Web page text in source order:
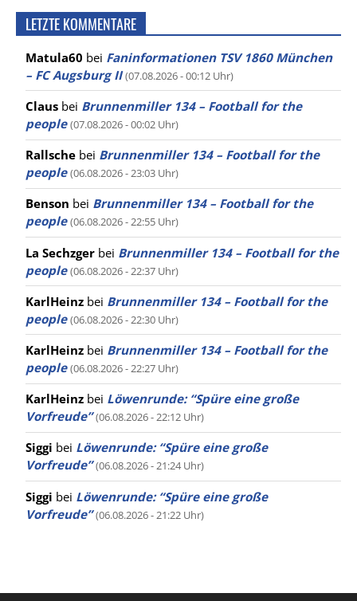
LETZTE KOMMENTARE
Matula60 bei Faninformationen TSV 1860 München
– FC Augsburg II (07.08.2026 - 00:12 Uhr)
Claus bei Brunnenmiller 134 – Football for the
people (07.08.2026 - 00:02 Uhr)
Rallsche bei Brunnenmiller 134 – Football for the
people (06.08.2026 - 23:03 Uhr)
Benson bei Brunnenmiller 134 – Football for the
people (06.08.2026 - 22:55 Uhr)
La Sechzger bei Brunnenmiller 134 – Football for the
people (06.08.2026 - 22:37 Uhr)
KarlHeinz bei Brunnenmiller 134 – Football for the
people (06.08.2026 - 22:30 Uhr)
KarlHeinz bei Brunnenmiller 134 – Football for the
people (06.08.2026 - 22:27 Uhr)
KarlHeinz bei Löwenrunde: “Spüre eine große
Vorfreude” (06.08.2026 - 22:12 Uhr)
Siggi bei Löwenrunde: “Spüre eine große
Vorfreude” (06.08.2026 - 21:24 Uhr)
Siggi bei Löwenrunde: “Spüre eine große
Vorfreude” (06.08.2026 - 21:22 Uhr)